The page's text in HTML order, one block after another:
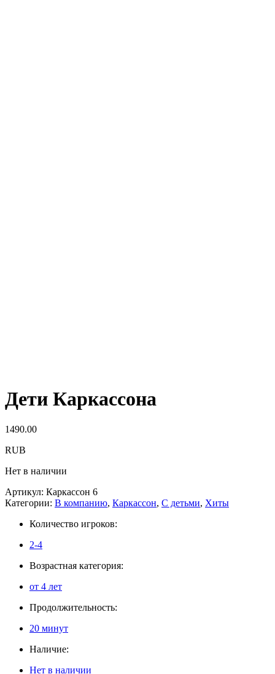
Дети Каркассона
1490.00
RUB
Нет в наличии
Артикул: Каркассон 6
Категории: В компанию, Каркассон, С детьми, Хиты
Количество игроков:
2-4
Возрастная категория:
от 4 лет
Продолжительность:
20 минут
Наличие:
Нет в наличии